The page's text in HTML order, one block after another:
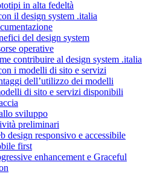
in alta fedeltà
il design system .italia
del design system
operative
contribuire al design system .italia
i modelli di sito e servizi
dell’utilizzo dei modelli
di sito e servizi disponibili
sviluppo
preliminari
design responsivo e accessibile
first
enhancement e Graceful